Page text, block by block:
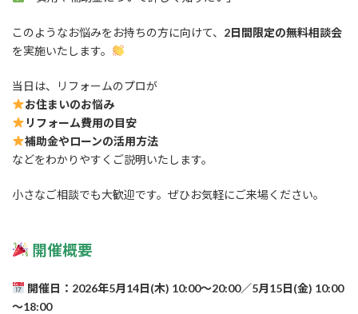
このようなお悩みをお持ちの方に向けて、 2日間限定の無料相談会
を実施いたします。
当日は、リフォームのプロが
お住まいのお悩み
リフォーム費用の目安
補助金やローンの活用方法
などをわかりやすくご説明いたします。
小さなご相談でも大歓迎です。ぜひお気軽にご来場ください。
開催概要
開催日：2026年5月14日(木) 10:00～20:00／5月15日(金) 10:00
～18:00